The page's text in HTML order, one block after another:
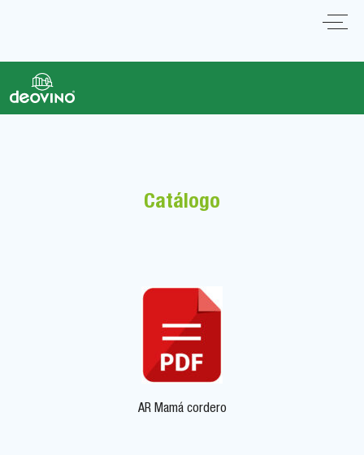
Catálogo
AR Mamá cordero